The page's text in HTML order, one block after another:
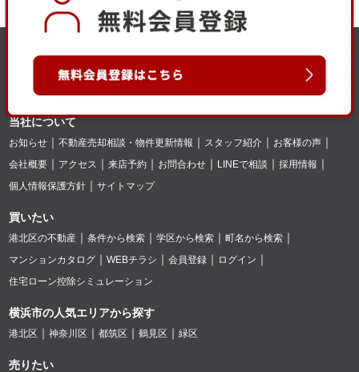
当社について
お知らせ 不動産売却相談・物件更新情報 スタッフ紹介
お客様の声
会社概要
アクセス 来店予約 お問合わせ LINEで相談
採用情報
個人情報保護方針
サイトマップ
買いたい
港北区の不動産 条件から検索 学区から検索
町名から検索
マンションカタログ
WEBチラシ 会員登録
ログイン
住宅ローン控除シミュレーション
横浜市の人気エリアから探す
港北区 神奈川区 都筑区 鶴見区 緑区
売りたい